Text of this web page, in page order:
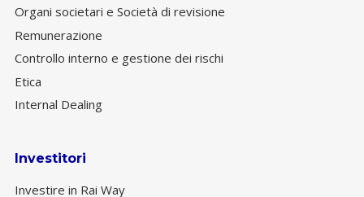
Organi societari e Società di revisione
Remunerazione
Controllo interno e gestione dei rischi
Etica
Internal Dealing
Investitori
Investire in Rai Way